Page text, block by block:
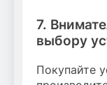
7.
выбору
Покупайте